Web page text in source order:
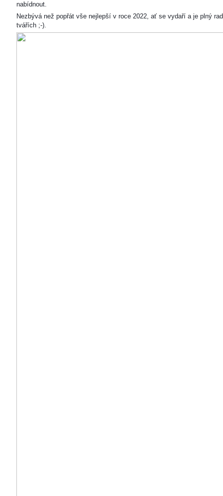
nabídnout.
Nezbývá než popřát vše nejlepší v roce 2022, ať se vydaří a je plný
tvářích ;-).